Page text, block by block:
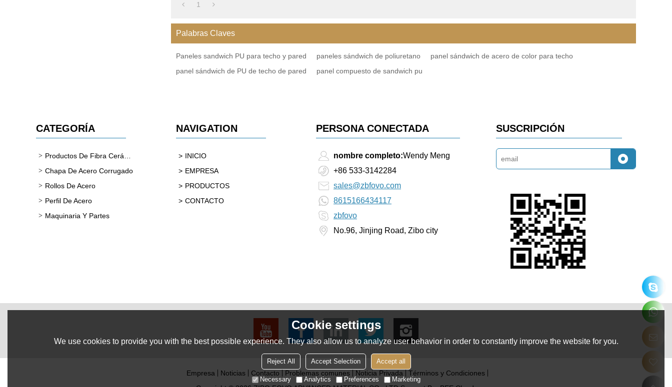
1
Palabras Claves
Paneles sandwich PU para techo y pared paneles sándwich de poliuretano
panel sándwich de acero de color para techo
panel sándwich de PU de techo de pared
panel compuesto de sandwich pu
CATEGORÍA
Productos De Fibra Cerámica
Chapa De Acero Corrugado
Rollos De Acero
Perfil De Acero
Maquinaria Y Partes
NAVIGATION
INICIO
EMPRESA
PRODUCTOS
CONTACTO
PERSONA CONECTADA
nombre completo:Wendy Meng
+86 533-3142284
sales@zbfovo.com
8615166434117
zbfovo
No.96, Jinjing Road, Zibo city
SUSCRIPCIÓN
Empresa Noticias Contacto Problemas comunes Noticia Privada
Términos y Condiciones
Cookie settings
We use cookies to provide you with the best possible experience. They also allow us to analyze user behavior in order to constantly improve the website for you.
Reject All Accept Selection Accept all
Necessary Analytics Preferences Marketing